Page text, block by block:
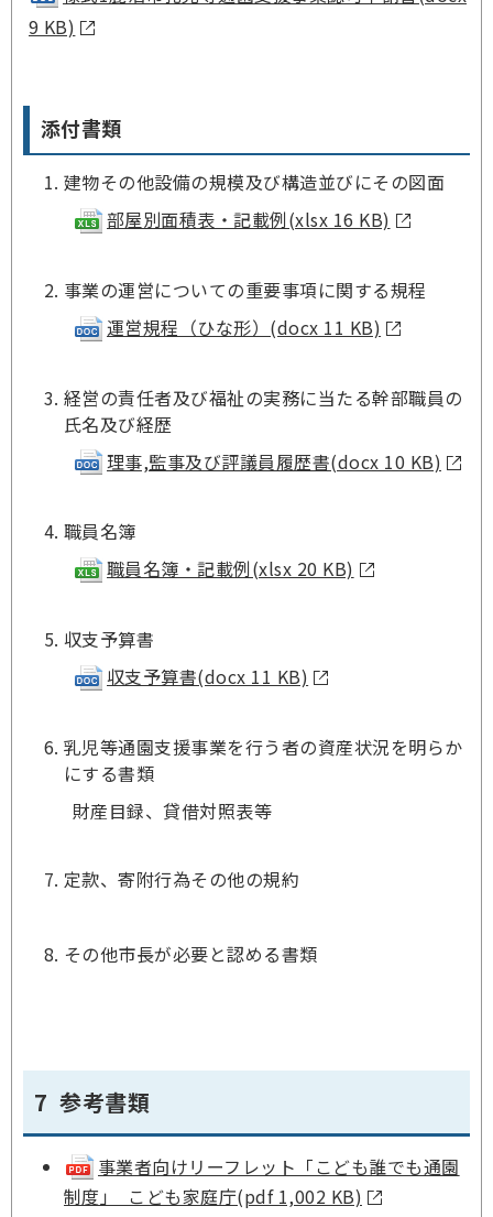
9 KB)
添付書類
建物その他設備の規模及び構造並びにその図面
部屋別面積表・記載例(xlsx 16 KB)
事業の運営についての重要事項に関する規程
運営規程（ひな形）(docx 11 KB)
経営の責任者及び福祉の実務に当たる幹部職員の
氏名及び経歴
理事,監事及び評議員履歴書(docx 10 KB)
職員名簿
職員名簿・記載例(xlsx 20 KB)
収支予算書
収支予算書(docx 11 KB)
乳児等通園支援事業を行う者の資産状況を明らか
にする書類
財産目録、貸借対照表等
定款、寄附行為その他の規約
その他市長が必要と認める書類
7 参考書類
事業者向けリーフレット「こども誰でも通園
制度」 こども家庭庁(pdf 1,002 KB)